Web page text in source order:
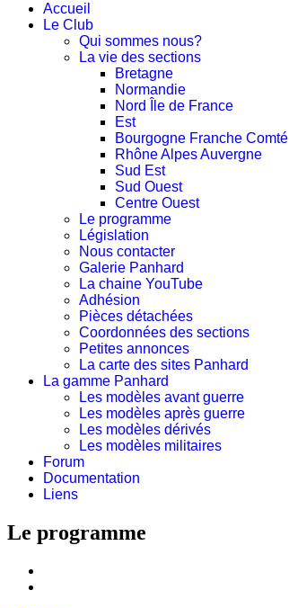
Accueil
Le Club
Qui sommes nous?
La vie des sections
Bretagne
Normandie
Nord Île de France
Est
Bourgogne Franche Comté
Rhône Alpes Auvergne
Sud Est
Sud Ouest
Centre Ouest
Le programme
Législation
Nous contacter
Galerie Panhard
La chaine YouTube
Adhésion
Pièces détachées
Coordonnées des sections
Petites annonces
La carte des sites Panhard
La gamme Panhard
Les modèles avant guerre
Les modèles après guerre
Les modèles dérivés
Les modèles militaires
Forum
Documentation
Liens
Le programme